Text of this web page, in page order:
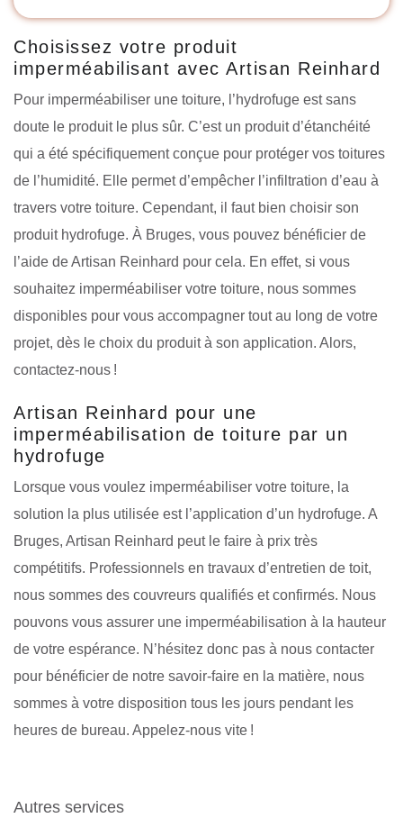
Choisissez votre produit
imperméabilisant avec Artisan Reinhard
Pour imperméabiliser une toiture, l’hydrofuge est sans
doute le produit le plus sûr. C’est un produit d’étanchéité
qui a été spécifiquement conçue pour protéger vos toitures
de l’humidité. Elle permet d’empêcher l’infiltration d’eau à
travers votre toiture. Cependant, il faut bien choisir son
produit hydrofuge. À Bruges, vous pouvez bénéficier de
l’aide de Artisan Reinhard pour cela. En effet, si vous
souhaitez imperméabiliser votre toiture, nous sommes
disponibles pour vous accompagner tout au long de votre
projet, dès le choix du produit à son application. Alors,
contactez-nous !
Artisan Reinhard pour une
imperméabilisation de toiture par un
hydrofuge
Lorsque vous voulez imperméabiliser votre toiture, la
solution la plus utilisée est l’application d’un hydrofuge. A
Bruges, Artisan Reinhard peut le faire à prix très
compétitifs. Professionnels en travaux d’entretien de toit,
nous sommes des couvreurs qualifiés et confirmés. Nous
pouvons vous assurer une imperméabilisation à la hauteur
de votre espérance. N’hésitez donc pas à nous contacter
pour bénéficier de notre savoir-faire en la matière, nous
sommes à votre disposition tous les jours pendant les
heures de bureau. Appelez-nous vite !
Autres services